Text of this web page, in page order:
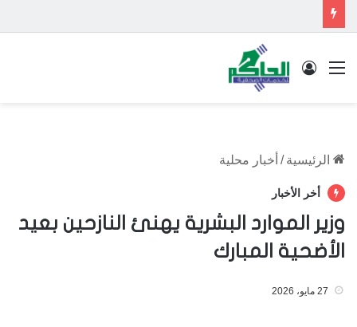
القائمة تسجيل الدخول
الرئيسية / أخبار محلية
أخر الأخبار
وزير الموارد البشرية يهنئ النازحين بعيد
الأضحية المبارك
27 مايو، 2026